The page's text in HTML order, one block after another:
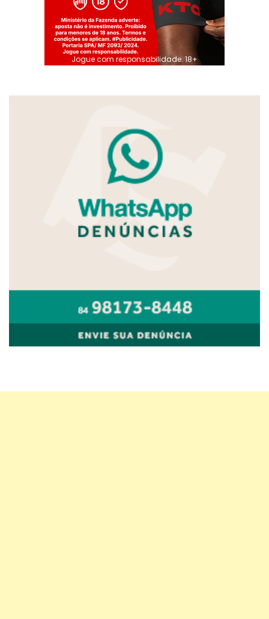
Jogue com responsabilidade. 18+